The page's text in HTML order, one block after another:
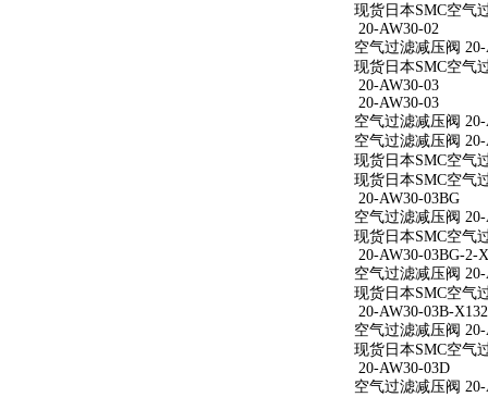
现货日本SMC空气
20-AW30-02
空气过滤减压阀 20-
现货日本SMC空气
20-AW30-03
20-AW30-03
空气过滤减压阀 20-
空气过滤减压阀 20-
现货日本SMC空气
现货日本SMC空气
20-AW30-03BG
空气过滤减压阀 20-
现货日本SMC空气
20-AW30-03BG-2-
空气过滤减压阀
现货日本SMC空气
20-AW30-03B-X132
空气过滤减压阀
现货日本SMC空气
20-AW30-03D
空气过滤减压阀